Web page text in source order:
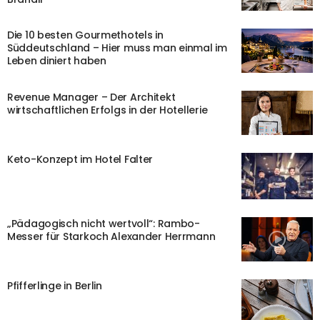
Die 10 besten Gourmethotels in
Süddeutschland – Hier muss man einmal im
Leben diniert haben
Revenue Manager – Der Architekt
wirtschaftlichen Erfolgs in der Hotellerie
Keto-Konzept im Hotel Falter
„Pädagogisch nicht wertvoll“: Rambo-
Messer für Starkoch Alexander Herrmann
Pfifferlinge in Berlin